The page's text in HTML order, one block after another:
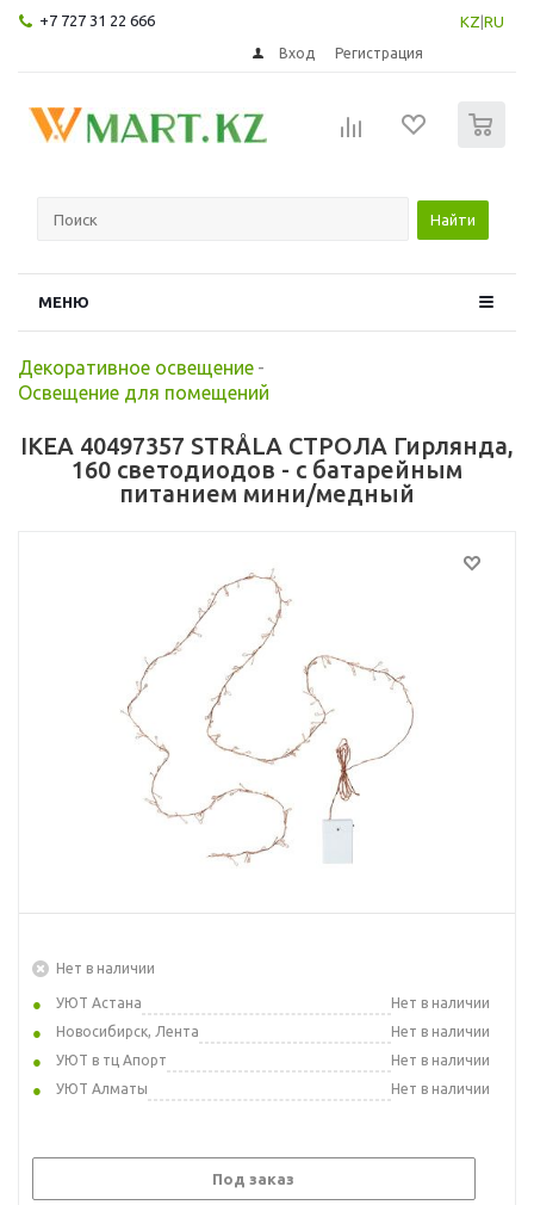
+7 727 31 22 666 KZ RU
Вход Регистрация
Найти
МЕНЮ
Декоративное освещение -
Освещение для помещений
IKEA 40497357 STRÅLA СТРОЛА Гирлянда,
160 светодиодов - с батарейным
питанием мини/медный
Нет в наличии
УЮТ Астана
Нет в наличии
Новосибирск, Лента
Нет в наличии
УЮТ в тц Апорт
Нет в наличии
УЮТ Алматы
Нет в наличии
Под заказ